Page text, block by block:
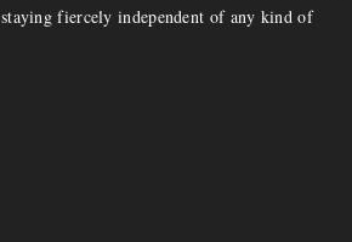
fiercely independent of any kind of